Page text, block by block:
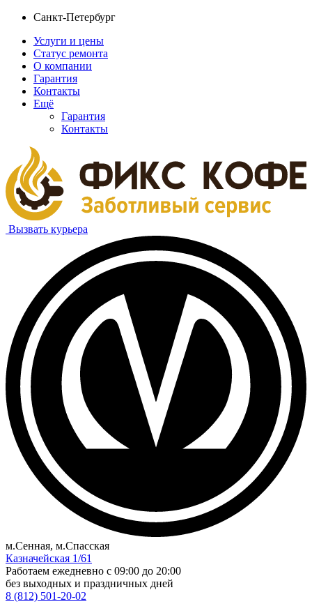
Санкт-Петербург
Услуги и цены
Статус ремонта
О компании
Гарантия
Контакты
Ещё
Гарантия
Контакты
Вызвать курьера
м.Сенная, м.Спасская
Казначейская 1/61
Работаем ежедневно c 09:00 до 20:00
без выходных и праздничных дней
8 (812) 501-20-02